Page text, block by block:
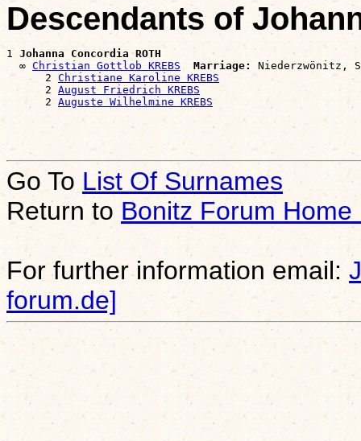
Descendants of
1 Johanna Concordia ROTH
  ∞
Christian Gottlob KREBS Marriage:
Niederzwönitz,
      2
Christiane Karoline KREBS
      2
August Friedrich KREBS
      2
Auguste Wilhelmine KREBS
Go To List Of Surnames
Return to Bonitz Forum Home
For further information email:
forum.de]